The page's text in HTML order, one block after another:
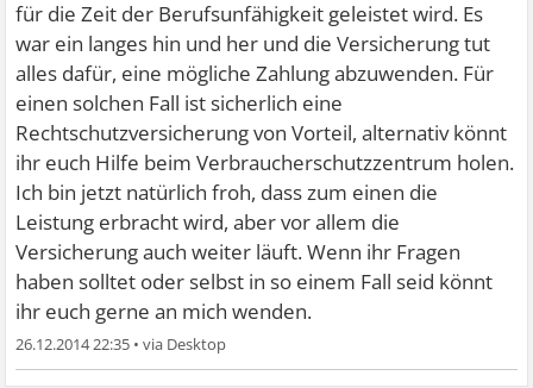
für die Zeit der Berufsunfähigkeit geleistet wird. Es
war ein langes hin und her und die Versicherung tut
alles dafür, eine mögliche Zahlung abzuwenden. Für
einen solchen Fall ist sicherlich eine
Rechtschutzversicherung von Vorteil, alternativ könnt
ihr euch Hilfe beim Verbraucherschutzzentrum holen.
Ich bin jetzt natürlich froh, dass zum einen die
Leistung erbracht wird, aber vor allem die
Versicherung auch weiter läuft. Wenn ihr Fragen
haben solltet oder selbst in so einem Fall seid könnt
ihr euch gerne an mich wenden.
26.12.2014 22:35 •